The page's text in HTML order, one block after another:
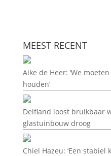
MEEST RECENT
Aike de Heer: ‘We
houden’
Delfland loost bruikbaar
glastuinbouw droog
Chiel Hazeu: ‘Een